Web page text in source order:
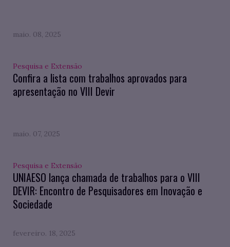
maio. 08, 2025
Pesquisa e Extensão
Confira a lista com trabalhos aprovados para
apresentação no VIII Devir
maio. 07, 2025
Pesquisa e Extensão
UNIAESO lança chamada de trabalhos para o VIII
DEVIR: Encontro de Pesquisadores em Inovação e
Sociedade
fevereiro. 18, 2025